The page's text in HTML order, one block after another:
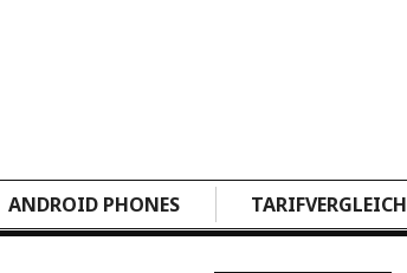
ANDROID PHONES TARIFVERGLEICH